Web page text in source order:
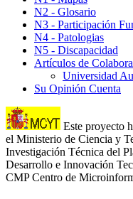
N2 - Glosario
N3 - Participación
N4 - Patologias
N5 - Discapacidad
Artículos de
Universidad
Su Opinión Cuenta
Este proyecto
el Ministerio de Ciencia y
Investigación Técnica del
Desarrollo e Innovación
CMP Centro de